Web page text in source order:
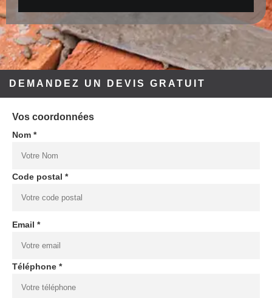
DEMANDEZ UN DEVIS GRATUIT
Vos coordonnées
Nom *
Code postal *
Email *
Téléphone *